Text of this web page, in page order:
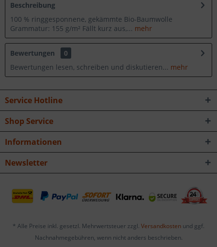
Beschreibung
100 % ringgesponnene, gekämmte Bio-Baumwolle
Grammatur: 155 g/m² Fällt kurz aus,... mehr
Bewertungen
0
Bewertungen lesen, schreiben und diskutieren... mehr
Service Hotline
Shop Service
Informationen
Newsletter
* Alle Preise inkl. gesetzl. Mehrwertsteuer zzgl. Versandkosten und ggf.
Nachnahmegebühren, wenn nicht anders beschrieben.